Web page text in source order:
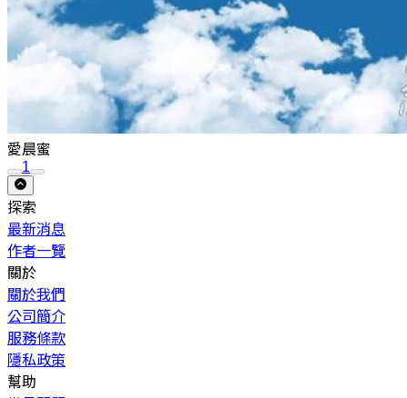
愛晨蜜
1
探索
最新消息
作者一覽
關於
關於我們
公司簡介
服務條款
隱私政策
幫助